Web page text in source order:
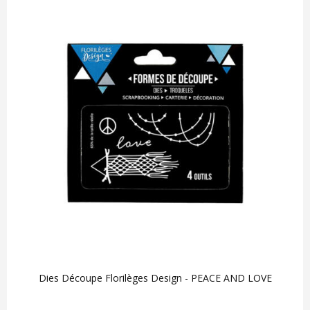
Dies Découpe Florilèges Design - PEACE AND LOVE